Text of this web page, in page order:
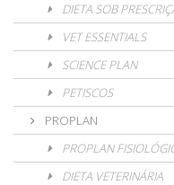
DIETA SOB
VET ESSENTIALS
SCIENCE PLAN
PETISCOS
PROPLAN
PROPLAN
DIETA VETERINÁRIA